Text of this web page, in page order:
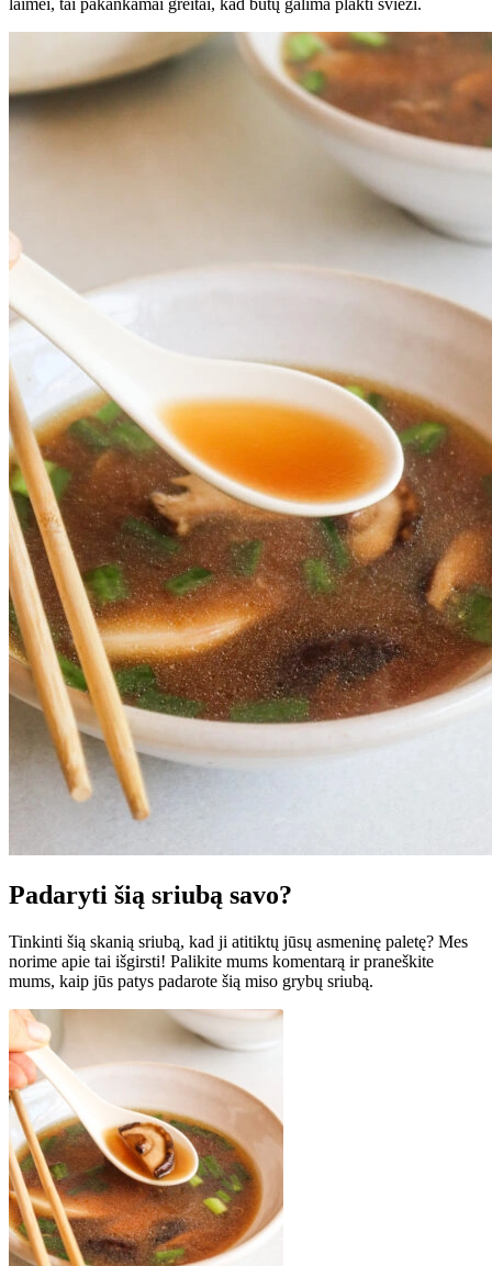
Padaryti šią sriubą savo?
Tinkinti šią skanią sriubą, kad ji atitiktų jūsų asmeninę paletę? Mes
norime apie tai išgirsti! Palikite mums komentarą ir praneškite
mums, kaip jūs patys padarote šią miso grybų sriubą.